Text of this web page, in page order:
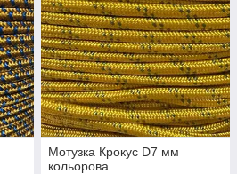
Мотузка Крокус D7 мм
кольорова